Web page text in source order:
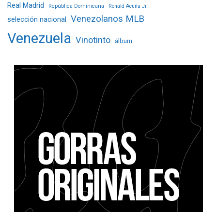
Real Madrid República Dominicana Ronald Acuña Jr.
selección nacional Venezolanos MLB
Venezuela Vinotinto álbum